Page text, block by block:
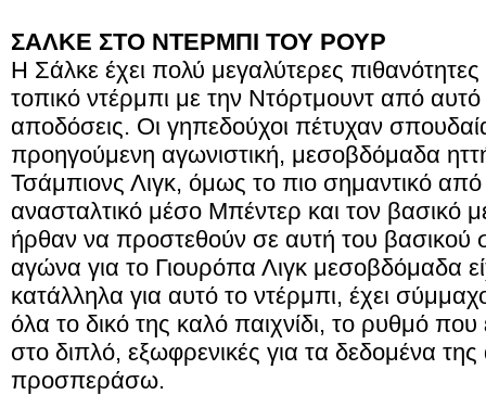
ΣΑΛΚΕ ΣΤΟ ΝΤΕΡΜΠΙ ΤΟΥ ΡΟΥΡ
Η Σάλκε έχει πολύ μεγαλύτερες
τοπικό ντέρμπι με την Ντόρτμουντ από
αποδόσεις. Οι γηπεδούχοι πέτυχαν
προηγούμενη αγωνιστική, μεσοβδόμαδα
Τσάμπιονς Λιγκ, όμως το πιο σημαντικό από
ανασταλτικό μέσο Μπέντερ και τον βασικό
ήρθαν να προστεθούν σε αυτή του βασικού
αγώνα για το Γιουρόπα Λιγκ μεσοβδόμαδα
κατάλληλα για αυτό το ντέρμπι, έχει
όλα το δικό της καλό παιχνίδι, το ρυθμό
στο διπλό, εξωφρενικές για τα δεδομένα
προσπεράσω.